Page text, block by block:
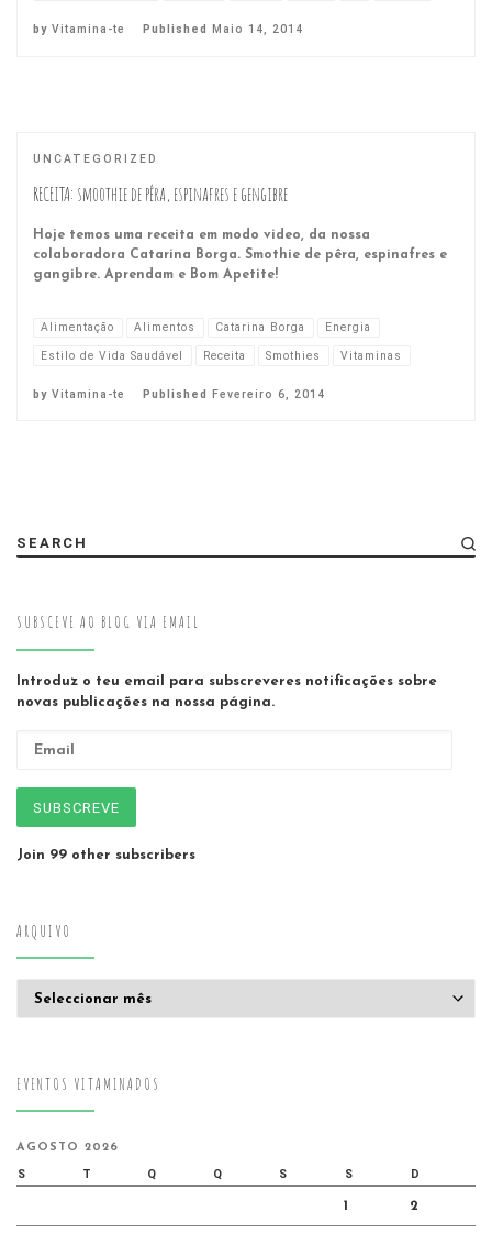
by Vitamina-te Published Maio 14, 2014
UNCATEGORIZED
RECEITA: smoothie de pêra, espinafres e gengibre
Hoje temos uma receita em modo video, da nossa
colaboradora Catarina Borga. Smothie de pêra, espinafres e
gangibre. Aprendam e Bom Apetite!
Alimentação Alimentos Catarina Borga
Energia
Estilo de Vida Saudável
Receita Smothies Vitaminas
by Vitamina-te Published Fevereiro 6, 2014
SEARCH
SUBSCEVE AO BLOG VIA EMAIL
Introduz o teu email para subscreveres notificações sobre
novas publicações na nossa página.
SUBSCREVE
Join 99 other subscribers
ARQUIVO
EVENTOS VITAMINADOS
AGOSTO 2026
S T Q Q S S D
1 2